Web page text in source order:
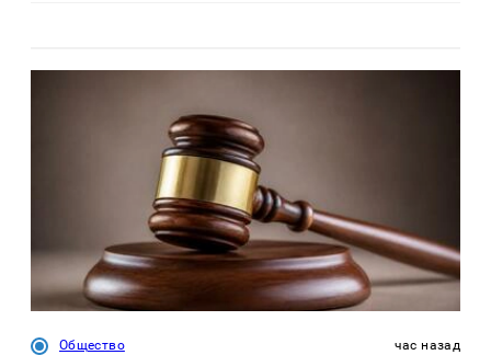
Общество час назад